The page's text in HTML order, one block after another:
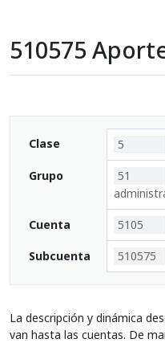
510575
Clase 5
Grupo 51
Cuenta 5105
Subcuenta 510575
La descripción y dinámica
van hasta las cuentas. De